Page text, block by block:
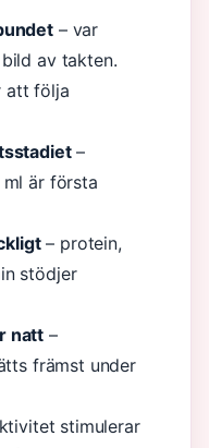
– var
av takten.
att följa
–
är första
– protein,
stödjer
natt –
främst under
stimulerar